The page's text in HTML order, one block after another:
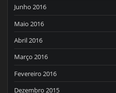
Junho 2016
Maio 2016
Abril 2016
Março 2016
Fevereiro 2016
Dezembro 2015